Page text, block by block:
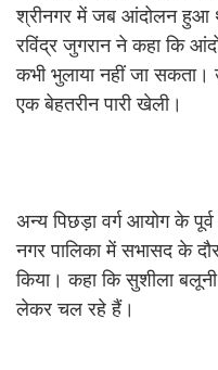
श्रीनगर में जब आंदोलन हुआ
रविंद्र जुगरान ने कहा कि
कभी भुलाया नहीं जा सकता।
एक बेहतरीन पारी खेली।
अन्य पिछड़ा वर्ग आयोग के
नगर पालिका में सभासद के
किया। कहा कि सुशीला
लेकर चल रहे हैं।